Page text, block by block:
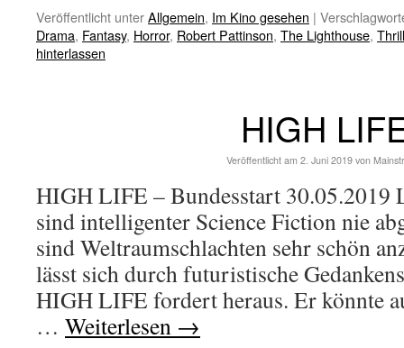
Veröffentlicht unterAllgemein, Im Kino gesehen |
Drama, Fantasy, Horror, Robert Pattinson, The Lighthouse,
hinterlassen
HIGH
Veröffentlicht am 2. Juni 2019 von
HIGH LIFE – Bundesstart 30.05.2019
sind intelligenter Science Fiction nie
sind Weltraumschlachten sehr schön
lässt sich durch futuristische
HIGH LIFE fordert heraus. Er könnte
… Weiterlesen →